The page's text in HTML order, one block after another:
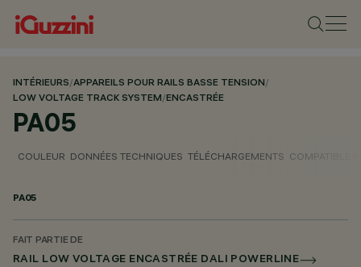
INTÉRIEURS/APPAREILS POUR RAILS BASSE TENSION/
LOW VOLTAGE TRACK SYSTEM/ENCASTRÉE
PA05
COULEUR DONNÉES TECHNIQUES TÉLÉCHARGEMENTS COMPATIBLE
PA05
FAIT PARTIE DE
RAIL LOW VOLTAGE ENCASTRÉE DALI POWERLINE